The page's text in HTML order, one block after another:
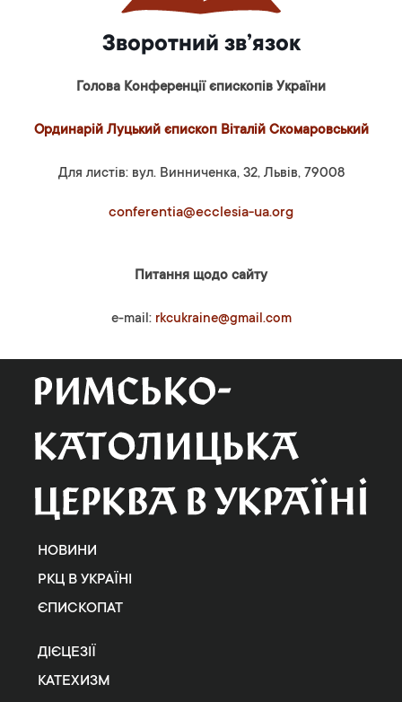
Зворотний зв’язок
Голова Конференції єпископів України
Ординарій Луцький єпископ Віталій Скомаровський
Для листів: вул. Винниченка, 32, Львів, 79008
conferentia@ecclesia-ua.org
Питання щодо сайту
e-mail: rkcukraine@gmail.com
НОВИНИ
РКЦ В УКРАЇНІ
ЄПИСКОПАТ
ДІЄЦЕЗІЇ
КАТЕХИЗМ